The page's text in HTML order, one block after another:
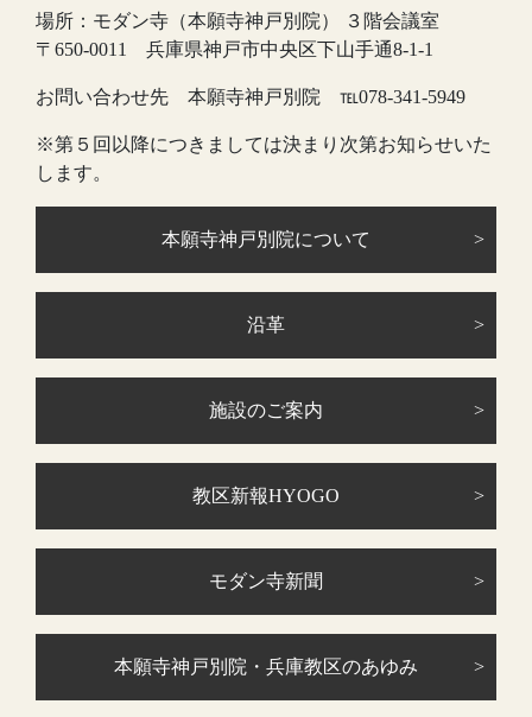
場所：モダン寺（本願寺神戸別院） ３階会議室
〒650-0011 兵庫県神戸市中央区下山手通8-1-1
お問い合わせ先 本願寺神戸別院 ℡078-341-5949
※第５回以降につきましては決まり次第お知らせいた
します。
本願寺神戸別院について
沿革
施設のご案内
教区新報HYOGO
モダン寺新聞
本願寺神戸別院・兵庫教区のあゆみ